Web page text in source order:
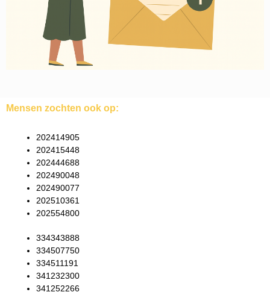
Mensen zochten ook op:
202414905
202415448
202444688
202490048
202490077
202510361
202554800
334343888
334507750
334511191
341232300
341252266